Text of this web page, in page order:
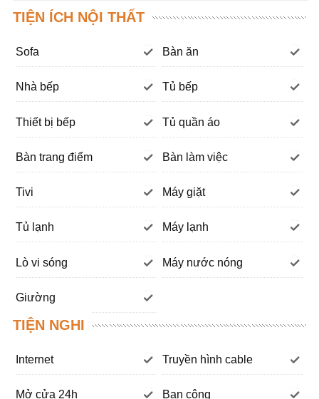
TIỆN ÍCH NỘI THẤT
Sofa Bàn ăn
Nhà bếp Tủ bếp
Thiết bị bếp Tủ quần áo
Bàn trang điểm Bàn làm việc
Tivi Máy giặt
Tủ lạnh Máy lạnh
Lò vi sóng Máy nước nóng
Giường
TIỆN NGHI
Internet Truyền hình cable
Mở cửa 24h Ban công